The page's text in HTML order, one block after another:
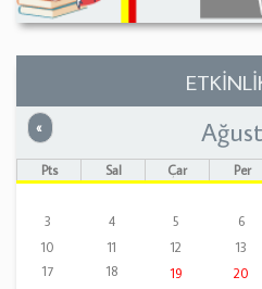
« Önceki
Pts Sal Çar Per
3
4 5 6
10
11 12 13
17
18 19 20